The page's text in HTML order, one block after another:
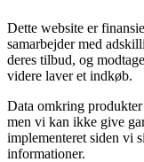
Dette website er
samarbejder med
deres tilbud, og
videre laver et indkøb.
Data omkring
men vi kan ikke give
implementeret siden vi
informationer.